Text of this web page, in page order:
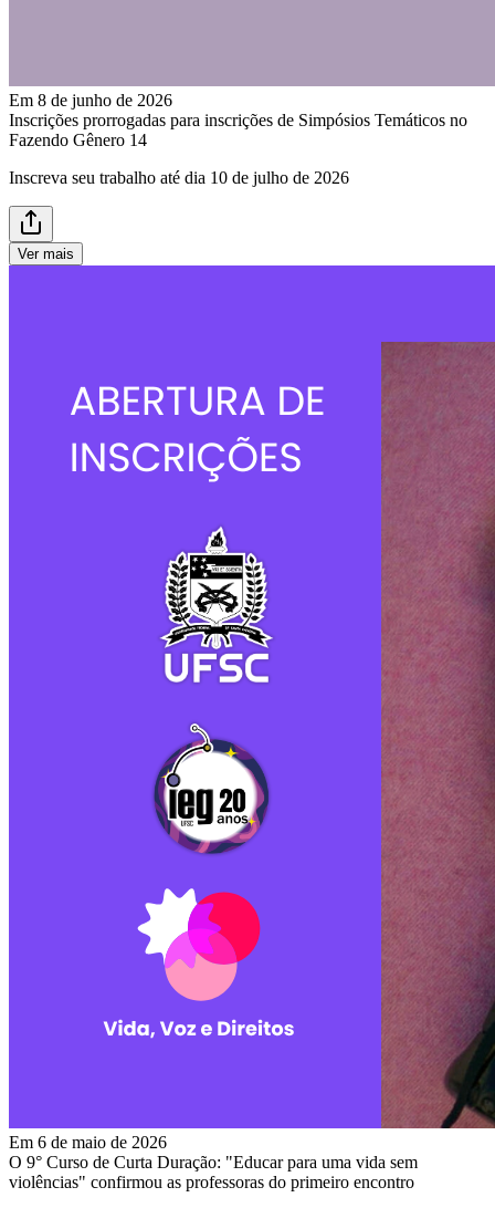
Em 8 de junho de 2026
Inscrições prorrogadas para inscrições de Simpósios Temáticos no
Fazendo Gênero 14
Inscreva seu trabalho até dia 10 de julho de 2026
Ver mais
Em 6 de maio de 2026
O 9° Curso de Curta Duração: "Educar para uma vida sem
violências" confirmou as professoras do primeiro encontro